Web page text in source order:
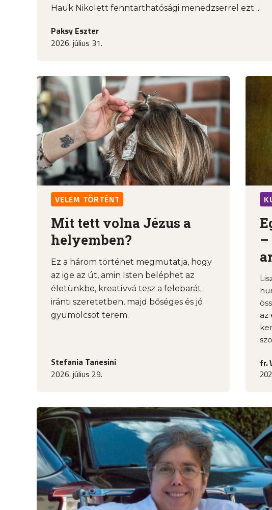
Hauk Nikolett fenntarthatósági menedzserrel ezt ...
Paksy Eszter
2026. július 31.
VELEM TÖRTÉNT
Mit tett volna Jézus a
helyemben?
Ez a három történet megmutatja, hogy
az ige az út, amin Isten beléphet az
életünkbe, kreatívvá tesz a felebarát
iránti szeretetben, majd bőséges és jó
gyümölcsöt terem.
Stefania Tanesini
2026. július 29.
az
fr.